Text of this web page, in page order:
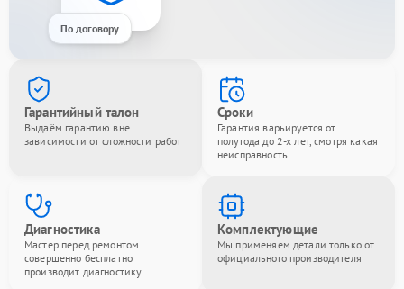
По договору
Гарантийный талон
Выдаём гарантию вне
зависимости от сложности работ
Сроки
Гарантия варьируется от
полугода до 2-х лет, смотря какая
неисправность
Диагностика
Мастер перед ремонтом
совершенно бесплатно
производит диагностику
Комплектующие
Мы применяем детали только от
официального производителя